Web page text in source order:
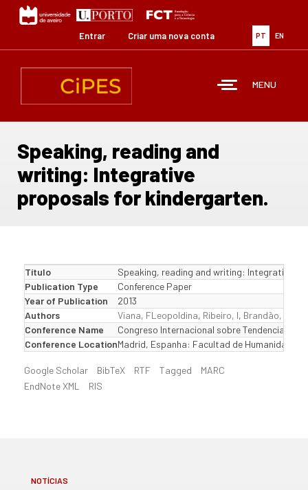
Passar
para
conteúdo
PT EN
Entrar Criar uma nova conta
MENU
Speaking, reading and
writing: Integrative
proposals for kindergarten.
Título
Speaking, reading and writing: Integrative
Publication Type
Conference Paper
Year of Publication
2013
Authors
Viana, FLeopoldina, Ribeiro, I, Brandão, S
Conference Name
Congreso Internacional sobre Tendencias
Conference LocationMadrid, Espanha: Facultad de Humanidades
Google Scholar BibTeX RTF Tagged
MARC
EndNote XML
RIS
NOTÍCIAS